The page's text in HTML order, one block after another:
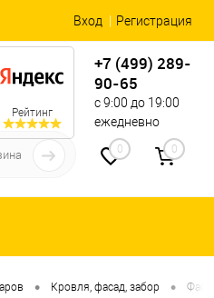
Вход Регистрация
Рейтинг
+7 (499) 289-
90-65
с 9:00 до 19:00
ежедневно
0 0
• Кровля, фасад, забор •